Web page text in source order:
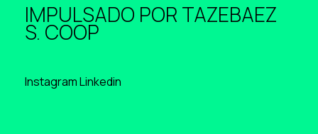
IMPULSADO POR TAZEBAEZ
S. COOP
InstagramLinkedin